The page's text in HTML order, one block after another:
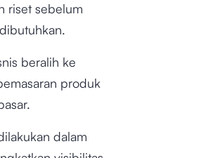
riset sebelum
beralih ke
produk
dalam